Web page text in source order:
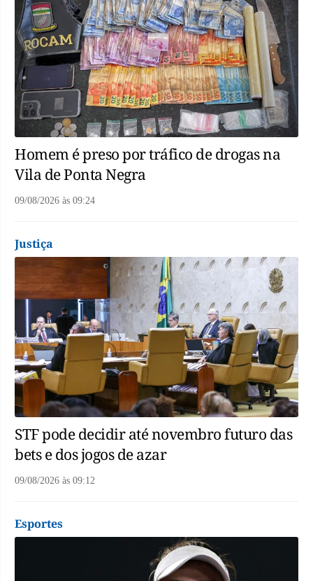
Homem é preso por tráfico de drogas na
Vila de Ponta Negra
09/08/2026 às 09:24
Justiça
STF pode decidir até novembro futuro das
bets e dos jogos de azar
09/08/2026 às 09:12
Esportes